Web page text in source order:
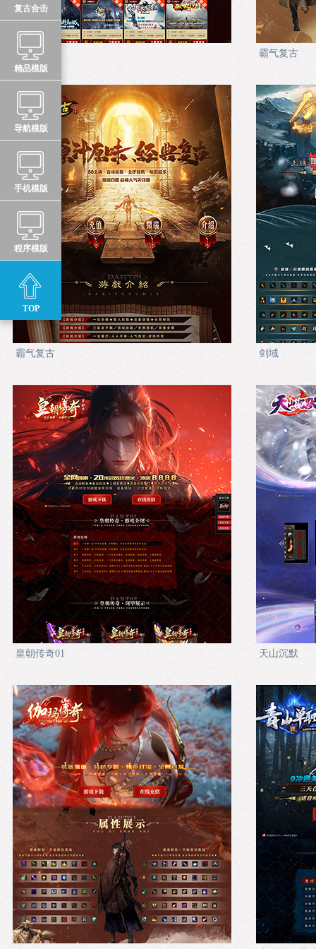
游戏中心 霸气复古
霸气复古 剑域
皇朝传奇01 天山沉默
复古合击
精品模版
导航模版
手机模版
程序模版
TOP